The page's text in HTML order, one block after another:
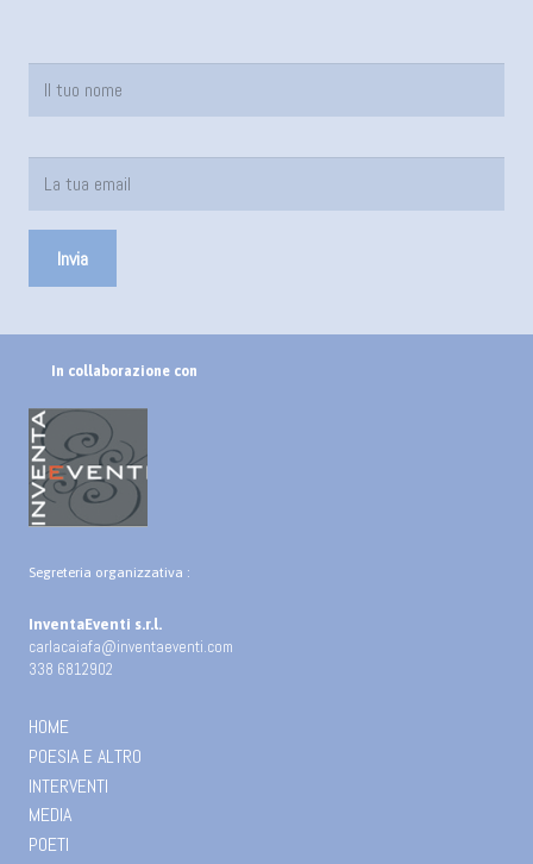
In collaborazione con
Segreteria organizzativa :
InventaEventi s.r.l.
carlacaiafa@inventaeventi.com
338 6812902
HOME
POESIA E ALTRO
INTERVENTI
MEDIA
POETI